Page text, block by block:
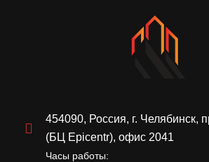
454090, Россия, г. Челябинск,
(БЦ Epicentr), офис 2041
Часы работы: